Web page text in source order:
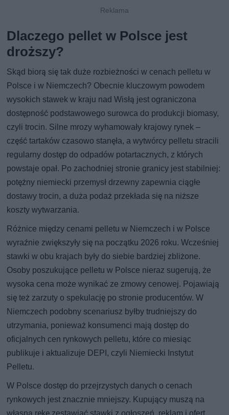
Dlaczego pellet w Polsce jest
droższy?
Skąd biorą się tak duże rozbieżności w cenach pelletu w
Polsce i w Niemczech? Obecnie kluczowym powodem
wysokich stawek w kraju nad Wisłą jest ograniczona
dostępność podstawowego surowca do produkcji biomasy,
czyli trocin. Silne mrozy wyhamowały krajowy rynek –
część tartaków czasowo stanęła, a wytwórcy pelletu stracili
regularny dostęp do odpadów potartacznych, z których
powstaje opał. Po zachodniej stronie granicy jest stabilniej:
potężny niemiecki przemysł drzewny zapewnia ciągłe
dostawy trocin, a duża podaż przekłada się na niższe
koszty wytwarzania.
Różnice między cenami pelletu w Niemczech i w Polsce
wyraźnie zwiększyły się na początku 2026 roku. Wcześniej
stawki w obu krajach były do siebie bardziej zbliżone.
Osoby poszukujące pelletu w Polsce nieraz sugerują, że
wysoka cena może wynikać ze zmowy cenowej. Pojawiają
się też zarzuty o spekulację po stronie producentów. W
Niemczech podobny scenariusz byłby trudniejszy do
utrzymania, ponieważ konsumenci mają dostęp do
oficjalnych cen rynkowych pelletu, które co miesiąc
publikuje i aktualizuje DEPI, czyli Niemiecki Instytut
Pelletu.
W Polsce dostęp do przejrzystych danych o cenach
rynkowych jest znacznie mniejszy. Kupujący muszą na